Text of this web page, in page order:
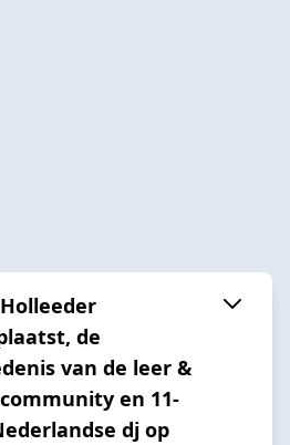
de
van de leer &
en 11-
dj op